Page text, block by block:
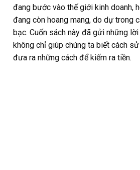
đang bước vào thế giới kinh doanh,
đang còn hoang mang, do dự trong
bạc. Cuốn sách này đã gửi những
không chỉ giúp chúng ta biết cách
đưa ra những cách để kiếm ra tiền.